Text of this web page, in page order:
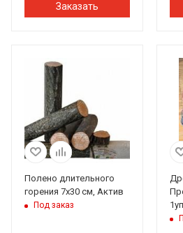
Заказать
Полено длительного
горения 7х30 см, Актив
Под заказ